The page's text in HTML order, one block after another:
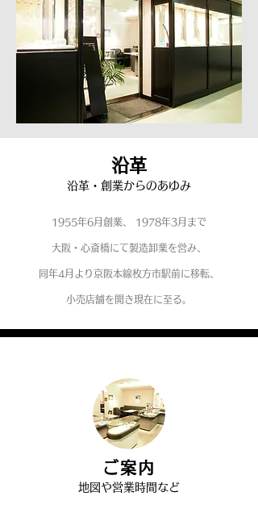
沿革
沿革・創業からのあゆみ
1955年6月創業、 1978年3月まで
大阪・心斎橋にて製造卸業を営み、
同年4月より京阪本線枚方市駅前に移転、
小売店舗を開き現在に至る。
ご案内
​地図や営業時間など